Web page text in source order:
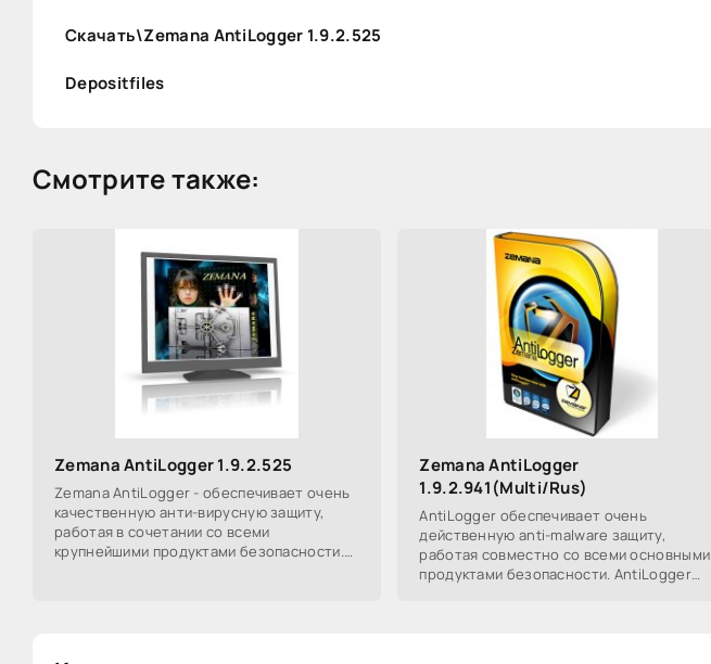
Скачать\Zemana AntiLogger 1.9.2.525
Depositfiles
Смотрите также:
Zemana AntiLogger 1.9.2.525
Zemana AntiLogger - обеспечивает очень
качественную анти-вирусную защиту,
работая в сочетании со всеми
крупнейшими продуктами безопасности.
Zemana AntiLogger
1.9.2.941(Multi/Rus)
AntiLogger обеспечивает очень
действенную anti-malware защиту,
работая совместно со всеми основными
продуктами безопасности. AntiLogger